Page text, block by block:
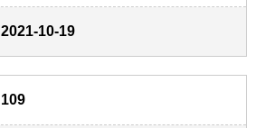
2021-10-19
109